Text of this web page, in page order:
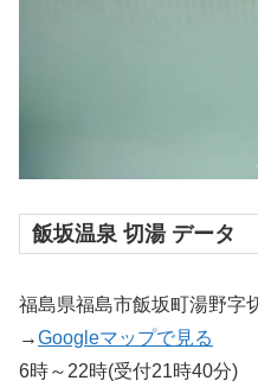
飯坂温泉 切湯 データ
福島県福島市飯坂町湯野字
→Googleマップで見る
6時～22時(受付21時40分)